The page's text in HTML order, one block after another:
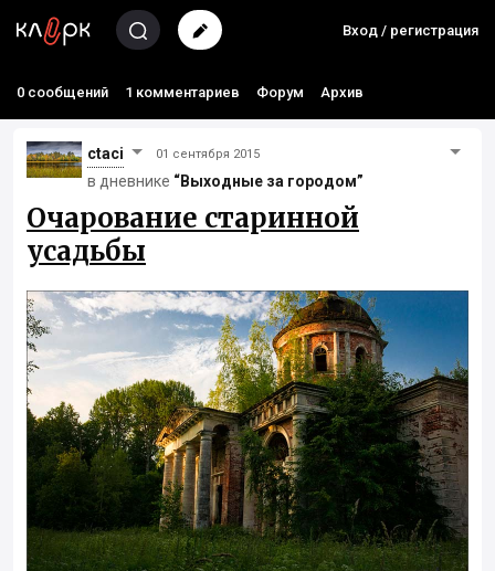
Вход / регистрация
0 сообщений 1 комментариев Форум Архив
ctaci 01 сентября 2015
в дневнике “Выходные за городом”
Очарование старинной
усадьбы